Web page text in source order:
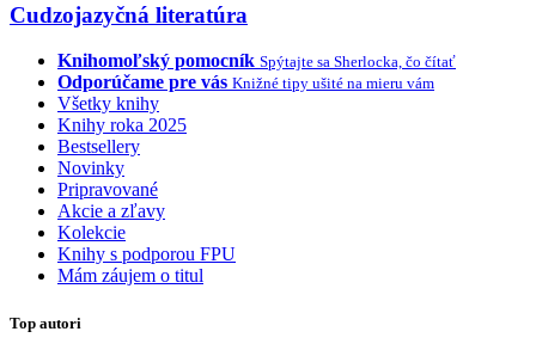
Cudzojazyčná literatúra
Knihomoľský pomocník Spýtajte sa Sherlocka, čo čítať
Odporúčame pre vás Knižné tipy ušité na mieru vám
Všetky knihy
Knihy roka 2025
Bestsellery
Novinky
Pripravované
Akcie a zľavy
Kolekcie
Knihy s podporou FPU
Mám záujem o titul
Top autori